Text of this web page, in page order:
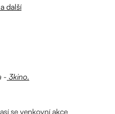
další
- 3kino.
se venkovní akce